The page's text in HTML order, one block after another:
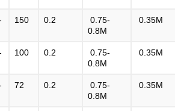
150 0.2
0.75-
0.8M
0.35M
100 0.2
0.75-
0.8M
0.35M
72 0.2
0.75-
0.8M
0.35M